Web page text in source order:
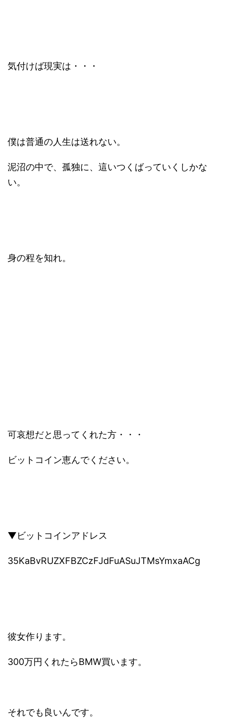
気付けば現実は・・・
僕は普通の人生は送れない。
泥沼の中で、孤独に、這いつくばっていくしかな
い。
身の程を知れ。
可哀想だと思ってくれた方・・・
ビットコイン恵んでください。
▼ビットコインアドレス
35KaBvRUZXFBZCzFJdFuASuJTMsYmxaACg
彼女作ります。
300万円くれたらBMW買います。
それでも良いんです。